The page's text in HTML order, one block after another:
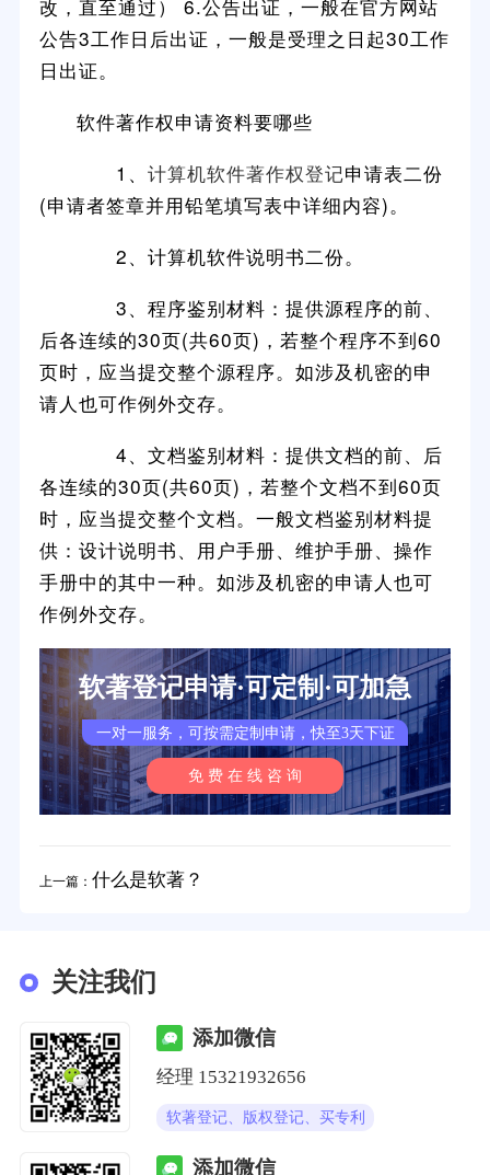
改，直至通过） 6.公告出证，一般在官方网站
公告3工作日后出证，一般是受理之日起30工作
日出证。
软件著作权申请资料要哪些
1、计算机软件著作权登记申请表二份
(申请者签章并用铅笔填写表中详细内容)。
2、计算机软件说明书二份。
3、程序鉴别材料：提供源程序的前、
后各连续的30页(共60页)，若整个程序不到60
页时，应当提交整个源程序。如涉及机密的申
请人也可作例外交存。
4、文档鉴别材料：提供文档的前、后
各连续的30页(共60页)，若整个文档不到60页
时，应当提交整个文档。一般文档鉴别材料提
供：设计说明书、用户手册、维护手册、操作
手册中的其中一种。如涉及机密的申请人也可
作例外交存。
软著登记申请·可定制·可加急
一对一服务，可按需定制申请，快至3天下证
免 费 在 线 咨 询
上一篇： 什么是软著？
关注我们
添加微信
经理 15321932656
软著登记、版权登记、买专利
添加微信